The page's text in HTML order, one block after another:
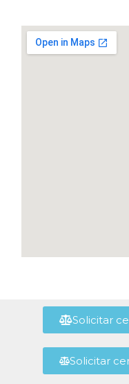
Solicitar
Solicitar